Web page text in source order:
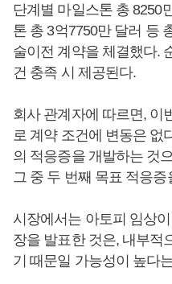
단계별 마일스톤 총 8250
톤 총 3억7750만 달러 등
술이전 계약을 체결했다.
건 충족 시 제공된다.
회사 관계자에 따르면, 이
로 계약 조건에 변동은 없
의 적응증을 개발하는 것
그 중 두 번째 목표 적응
시장에서는 아토피 임상
장을 발표한 것은, 내부적
기 때문일 가능성이 높다